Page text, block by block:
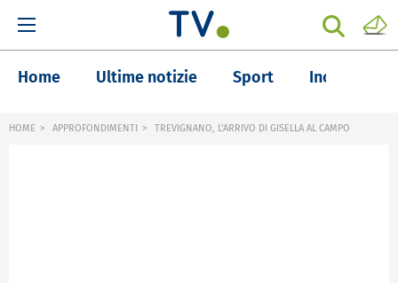
Home Ultime notizie Sport Inchieste
HOME APPROFONDIMENTI TREVIGNANO, L'ARRIVO DI GISELLA AL CAMPO